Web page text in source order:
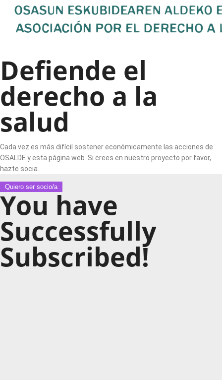
Defiende el
derecho a la
salud
Cada vez es más difícil sostener económicamente las acciones de
OSALDE y esta página web. Si crees en nuestro proyecto por favor,
hazte socia.
Quiero ser socio/a
You have
Successfully
Subscribed!